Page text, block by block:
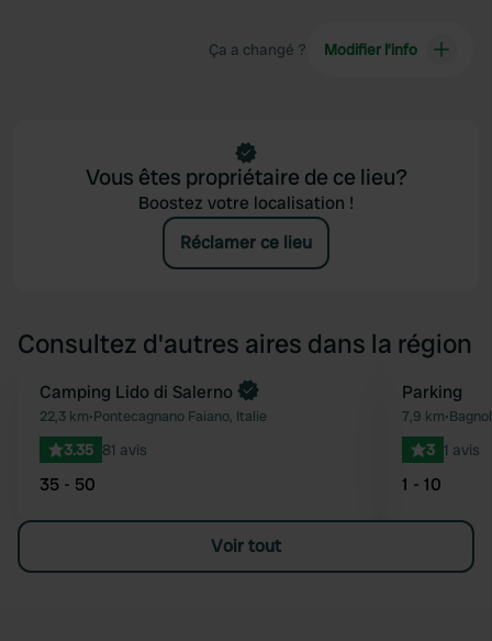
Ça a changé ? Modifier l’info
Vous êtes propriétaire de ce lieu?
Boostez votre localisation !
Réclamer ce lieu
Consultez d'autres aires dans la région
Préféré
Camping Lido di Salerno
22,3 km•Pontecagnano Faiano, Italie
3.35 81 avis
35 - 50
Parking
7,9 km•
3 1 avis
1 - 10
Voir tout